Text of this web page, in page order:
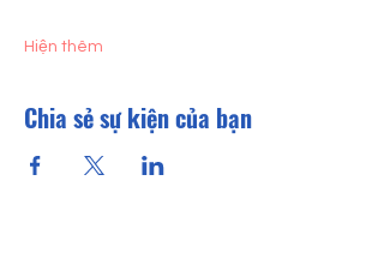
Hiện thêm
Chia sẻ sự kiện của bạn